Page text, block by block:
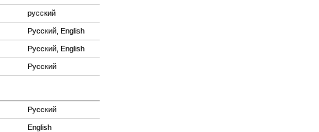
русский
Русский, English
Русский, English
Русский
Русский
English